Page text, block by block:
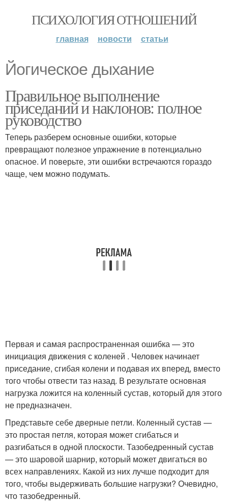
ПСИХОЛОГИЯ ОТНОШЕНИЙ
главная новости статьи
Йогическое дыхание
Правильное выполнение
приседаний и наклонов: полное
руководство
Теперь разберем основные ошибки, которые
превращают полезное упражнение в потенциально
опасное. И поверьте, эти ошибки встречаются гораздо
чаще, чем можно подумать.
Первая и самая распространенная ошибка — это
инициация движения с коленей . Человек начинает
приседание, сгибая колени и подавая их вперед, вместо
того чтобы отвести таз назад. В результате основная
нагрузка ложится на коленный сустав, который для этого
не предназначен.
Представьте себе дверные петли. Коленный сустав —
это простая петля, которая может сгибаться и
разгибаться в одной плоскости. Тазобедренный сустав
— это шаровой шарнир, который может двигаться во
всех направлениях. Какой из них лучше подходит для
того, чтобы выдерживать большие нагрузки? Очевидно,
что тазобедренный.